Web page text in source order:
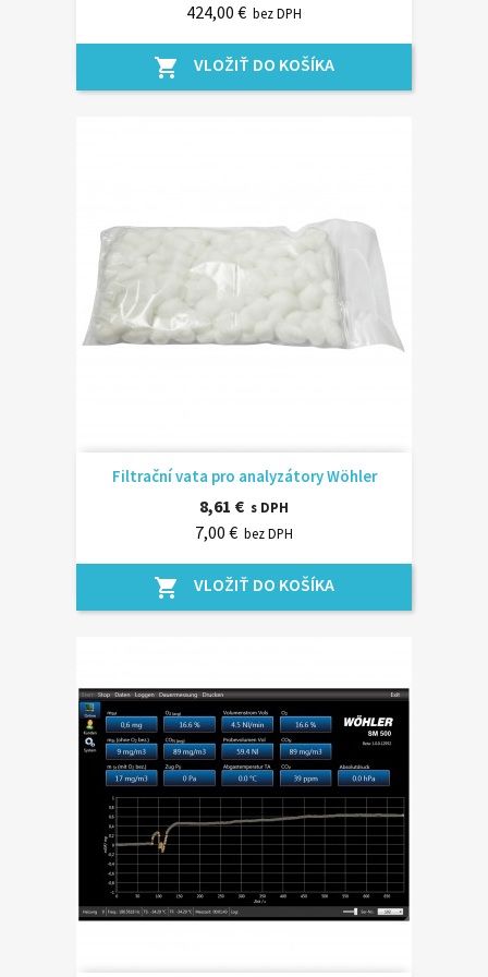
424,00 € bez DPH
shopping_cart VLOŽIŤ DO KOŠÍKA
Filtrační vata pro analyzátory Wöhler
8,61 € s DPH
7,00 € bez DPH
shopping_cart VLOŽIŤ DO KOŠÍKA